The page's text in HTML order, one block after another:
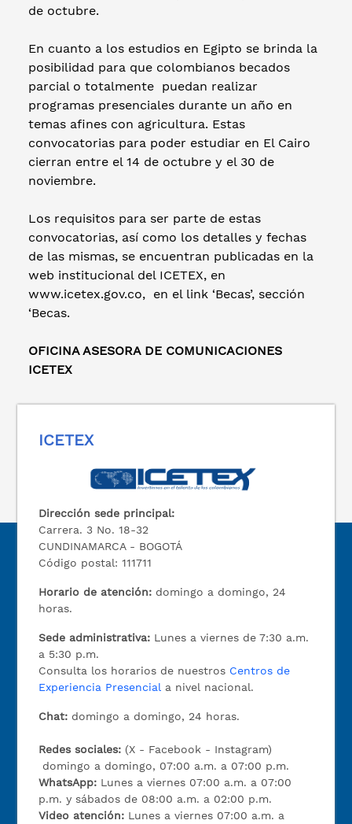
de octubre.
En cuanto a los estudios en Egipto se brinda la
posibilidad para que colombianos becados
parcial o totalmente puedan realizar
programas presenciales durante un año en
temas afines con agricultura. Estas
convocatorias para poder estudiar en El Cairo
cierran entre el 14 de octubre y el 30 de
noviembre.
Los requisitos para ser parte de estas
convocatorias, así como los detalles y fechas
de las mismas, se encuentran publicadas en la
web institucional del ICETEX, en
www.icetex.gov.co, en el link ‘Becas’, sección
‘Becas.
OFICINA ASESORA DE COMUNICACIONES
ICETEX
ICETEX
Dirección sede principal:
Carrera. 3 No. 18-32
CUNDINAMARCA - BOGOTÁ
Código postal: 111711
Horario de atención: domingo a domingo, 24
horas.
Sede administrativa: Lunes a viernes de 7:30 a.m.
a 5:30 p.m.
Consulta los horarios de nuestros Centros de
Experiencia Presencial a nivel nacional.
Chat: domingo a domingo, 24 horas.
Redes sociales: (X - Facebook - Instagram)
domingo a domingo, 07:00 a.m. a 07:00 p.m.
WhatsApp: Lunes a viernes 07:00 a.m. a 07:00
p.m. y sábados de 08:00 a.m. a 02:00 p.m.
Video atención: Lunes a viernes 07:00 a.m. a